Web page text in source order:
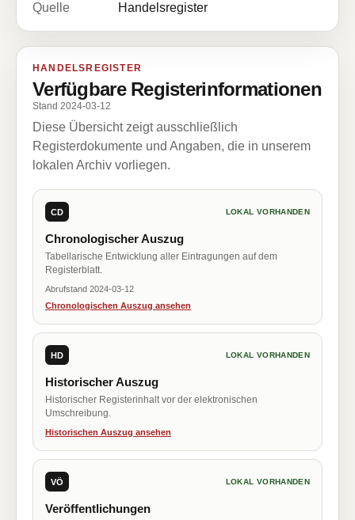
Quelle
Handelsregister
HANDELSREGISTER
Verfügbare Registerinformationen
Stand 2024-03-12
Diese Übersicht zeigt ausschließlich
Registerdokumente und Angaben, die in unserem
lokalen Archiv vorliegen.
CD LOKAL VORHANDEN
Chronologischer Auszug
Tabellarische Entwicklung aller Eintragungen auf dem
Registerblatt.
Abrufstand 2024-03-12
Chronologischen Auszug ansehen
HD LOKAL VORHANDEN
Historischer Auszug
Historischer Registerinhalt vor der elektronischen
Umschreibung.
Historischen Auszug ansehen
VÖ LOKAL VORHANDEN
Veröffentlichungen